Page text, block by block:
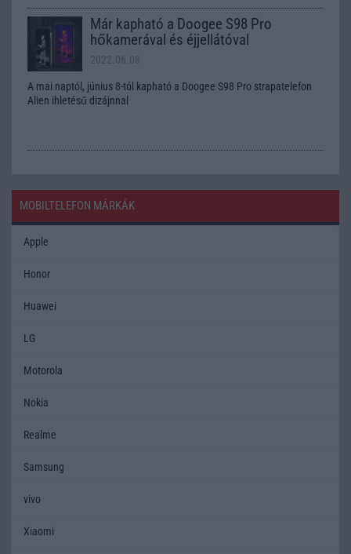
Már kapható a Doogee S98 Pro
hőkamerával és éjjellátóval
2022.06.08
A mai naptól, június 8-tól kapható a Doogee S98 Pro strapatelefon
Alien ihletésű dizájnnal
MOBILTELEFON MÁRKÁK
Apple
Honor
Huawei
LG
Motorola
Nokia
Realme
Samsung
vivo
Xiaomi